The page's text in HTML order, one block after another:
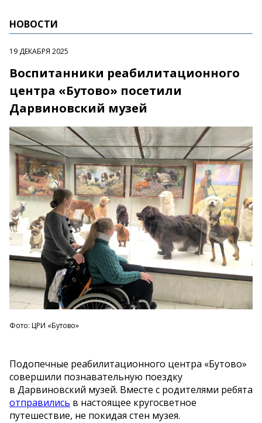
НОВОСТИ
19 ДЕКАБРЯ 2025
Воспитанники реабилитационного
центра «Бутово» посетили
Дарвиновский музей
Фото: ЦРИ «Бутово»
Подопечные реабилитационного центра «Бутово»
совершили познавательную поездку
в Дарвиновский музей. Вместе с родителями ребята
отправились в настоящее кругосветное
путешествие, не покидая стен музея.